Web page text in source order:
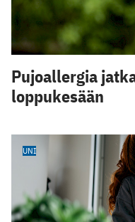
Pujoallergia
loppukesään
UNI